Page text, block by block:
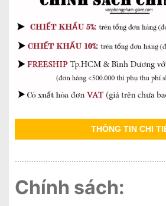
THÔNG TIN CHI
Chính sách: